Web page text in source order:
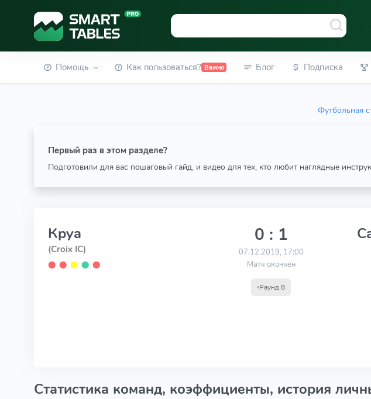
Помощь Как пользоваться? Важно Блог Подписка
Футбольная
Первый раз в этом разделе?
Подготовили для вас пошаговый гайд, и видео для тех, кто любит наглядные
Круа
(Croix IC)
⬤ ⬤ ⬤ ⬤ ⬤
0 : 1
07.12.2019, 17:00
Матч окончен
Раунд 8
Статистика команд, коэффициенты, история